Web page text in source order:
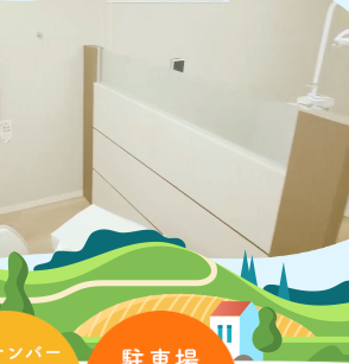
科｜吹田市の南千里駅が最寄りの歯医者